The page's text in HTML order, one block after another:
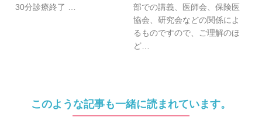
30分診療終了 …
部での講義、医師会、保険医
協会、研究会などの関係によ
るものですので、ご理解のほ
ど…
このような記事も一緒に読まれています。